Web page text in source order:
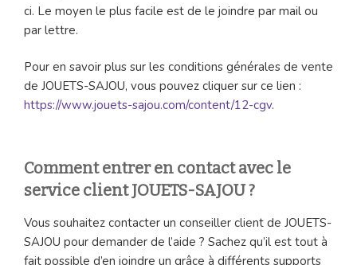
ci. Le moyen le plus facile est de le joindre par mail ou
par lettre.
Pour en savoir plus sur les conditions générales de vente
de JOUETS-SAJOU, vous pouvez cliquer sur ce lien :
https://www.jouets-sajou.com/content/12-cgv.
Comment entrer en contact avec le
service client JOUETS-SAJOU ?
Vous souhaitez contacter un conseiller client de JOUETS-
SAJOU pour demander de l’aide ? Sachez qu’il est tout à
fait possible d’en joindre un grâce à différents supports